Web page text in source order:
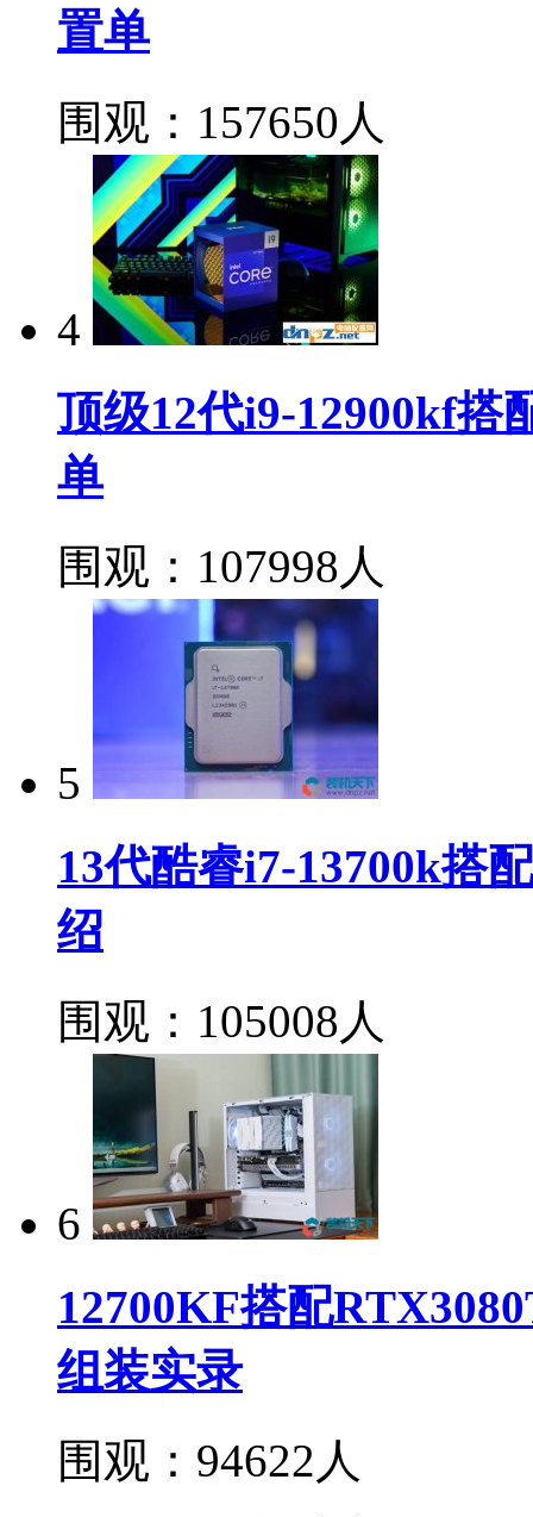
置单
围观：157650人
4
顶级12代i9-12900kf搭
单
围观：107998人
5
13代酷睿i7-13700k搭
绍
围观：105008人
6
12700KF搭配
组装实录
围观：94622人